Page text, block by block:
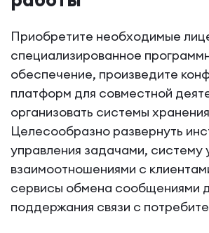
Приобретите необходимые
специализированное
обеспечение, произведите
платформ для совместной
организовать системы
Целесообразно развернуть
управления задачами, систему
взаимоотношениями с
сервисы обмена сообщениями
поддержания связи с